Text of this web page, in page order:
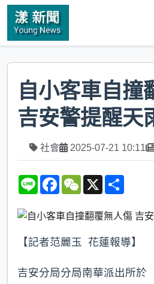
自小客車自撞
吉安警提醒天
社會 2025-07-21 10:11
L
F
b
o
k
W
a
X
e
【記者范麗玉 花蓮報導】
吉安分局分局南華派出所於